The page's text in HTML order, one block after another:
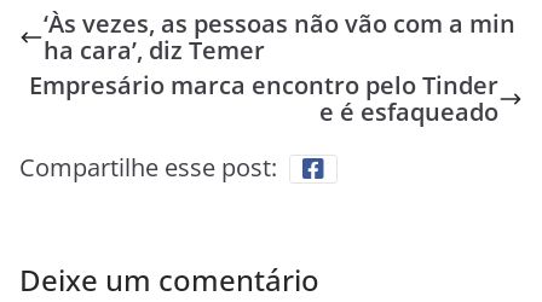
‘Às vezes, as pessoas não vão com a min
ha cara’, diz Temer
Empresário marca encontro pelo Tinder
e é esfaqueado
Compartilhe esse post:
Deixe um comentário